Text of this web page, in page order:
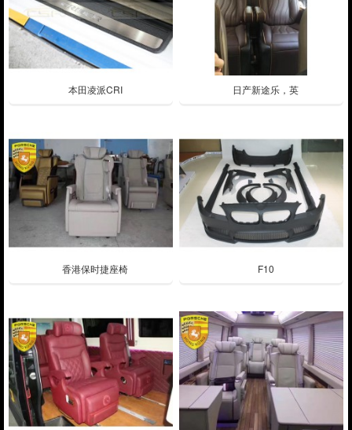
本田凌派CRI 日产新途乐，英
香港保时捷座椅 F10